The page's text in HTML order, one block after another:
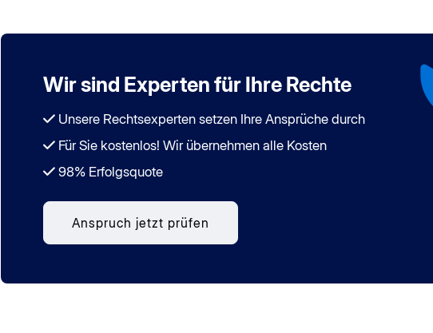
Wir sind Experten für Ihre Rechte
Unsere Rechtsexperten setzen Ihre Ansprüche durch
Für Sie kostenlos! Wir übernehmen alle Kosten
98% Erfolgsquote
Anspruch jetzt prüfen